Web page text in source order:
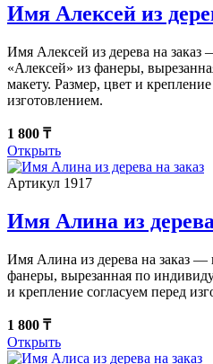
Имя Алексей из
Имя Алексей из дерева на заказ
«Алексей» из фанеры,
макету. Размер, цвет и
изготовлением.
1 800 ₸
Открыть
Артикул 1917
Имя Алина из
Имя Алина из дерева на заказ —
фанеры, вырезанная по
и крепление согласуем перед
1 800 ₸
Открыть